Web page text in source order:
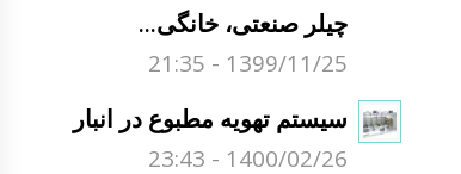
چیلر صنعتی، خانگی...
1399/11/25 - 21:35
سیستم تهویه مطبوع در انبار
1400/02/26 - 23:43